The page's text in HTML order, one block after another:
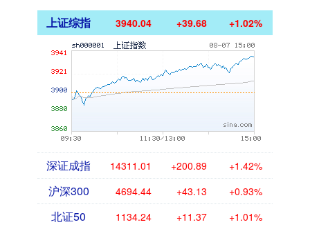
上证综指 3940.04 +39.68 +1.02%
深证成指 14311.01 +200.89 +1.42%
沪深300 4694.44 +43.13 +0.93%
北证50 1134.24 +11.37 +1.01%